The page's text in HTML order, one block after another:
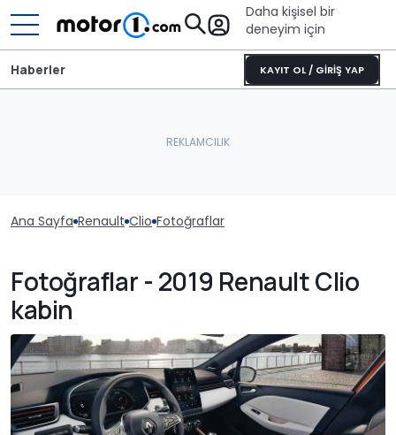
Daha kişisel bir
deneyim için
KAYIT OL / GİRİŞ YAP
Haberler
Ana Sayfa Renault Clio Fotoğraflar
Fotoğraflar - 2019 Renault Clio
kabin